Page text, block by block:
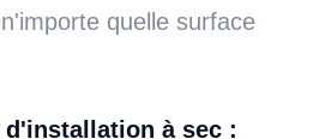
quelle surface
à sec :